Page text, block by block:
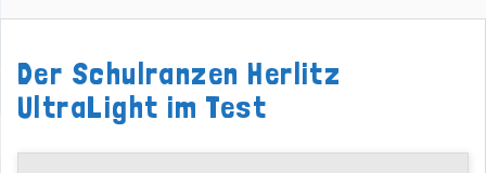
Der Schulranzen Herlitz
UltraLight im Test